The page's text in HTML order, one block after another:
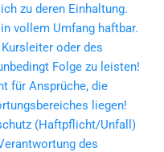
zu deren Einhaltung.
vollem Umfang haftbar.
oder des
Folge zu leisten!
für Ansprüche, die
liegen!
(Haftpflicht/Unfall)
des